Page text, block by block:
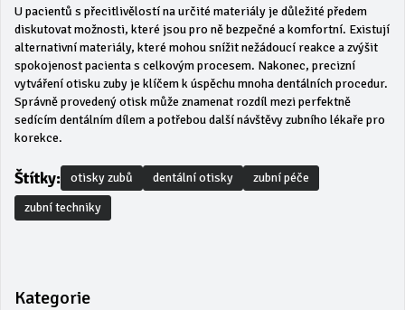
U pacientů s přecitlivělostí na určité materiály je důležité předem
diskutovat možnosti, které jsou pro ně bezpečné a komfortní. Existují
alternativní materiály, které mohou snížit nežádoucí reakce a zvýšit
spokojenost pacienta s celkovým procesem. Nakonec, precizní
vytváření otisku zuby je klíčem k úspěchu mnoha dentálních procedur.
Správně provedený otisk může znamenat rozdíl mezi perfektně
sedícím dentálním dílem a potřebou další návštěvy zubního lékaře pro
korekce.
Štítky: otisky zubů dentální otisky
zubní péče
zubní techniky
Kategorie